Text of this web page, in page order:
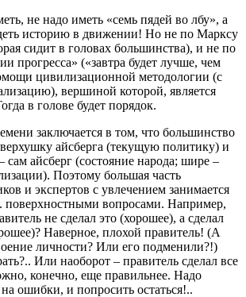
не надо иметь «семь пядей во лбу», а
историю в движении! Но не по Марксу
сидит в головах большинства), и не по
прогресса» («завтра будет лучше, чем
цивилизационной методологии (с
вершиной которой, является
в голове будет порядок.
заключается в том, что большинство
айсберга (текущую политику) и
сам айсберг (состояние народа; шире –
Поэтому большая часть
и экспертов с увлечением занимается
поверхностными вопросами. Например,
не сделал это (хорошее), а сделал
Наверное, плохой правитель! (А
личности? Или его подменили?!)
Или наоборот – правитель сделал все
конечно, еще правильнее. Надо
на ошибки, и попросить остаться!..